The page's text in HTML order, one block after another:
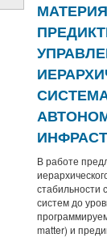
В работе
стабильности
систем до
matter) и